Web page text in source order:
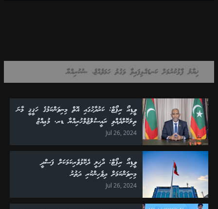
ޚިޔާލު ފާޅުކުރުމަށް ކަނޑައެޅިފައިވާ ވަގުތު ހަމަވެއްޖެ، ޝުކުރިއްޔާ
ވީޑިއޯ ރިޕޯޓް: ކަރުދާހުގައި އޮތް މިނިވަންކަމުގެ ހަޤީޤީ މާނަ
ތިލަކޮށްދެއްވި ރައީސުލްޖުމްހުރިއްޔާ ޑރ. މުޢިއްޒު
Jul 26, 2024
ވީޑިއޯ ރިޕޯޓް: ދާޚިލީ ދެކޮޅުވެރިކަމަކަށް ފަސްދީ
މިނިވަންކަމަށް ދިވެހިންކުރި ދަތުރު
Jul 26, 2024